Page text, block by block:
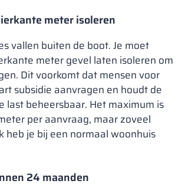
meter isoleren
vallen buiten de boot. Je moet
meter gevel laten isoleren om
Dit voorkomt dat mensen voor
subsidie aanvragen en houdt de
last beheersbaar. Het maximum is
per aanvraag, maar zoveel
heb je bij een normaal woonhuis
24 maanden